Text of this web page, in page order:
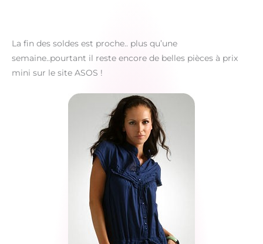
La fin des soldes est proche.. plus qu’une
semaine..pourtant il reste encore de belles pièces à prix
mini sur le site ASOS !